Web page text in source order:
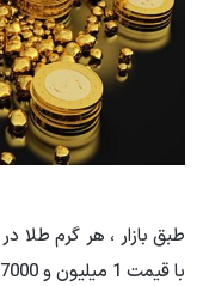
با قیمت 1 میلیون و 7000 Tomans.